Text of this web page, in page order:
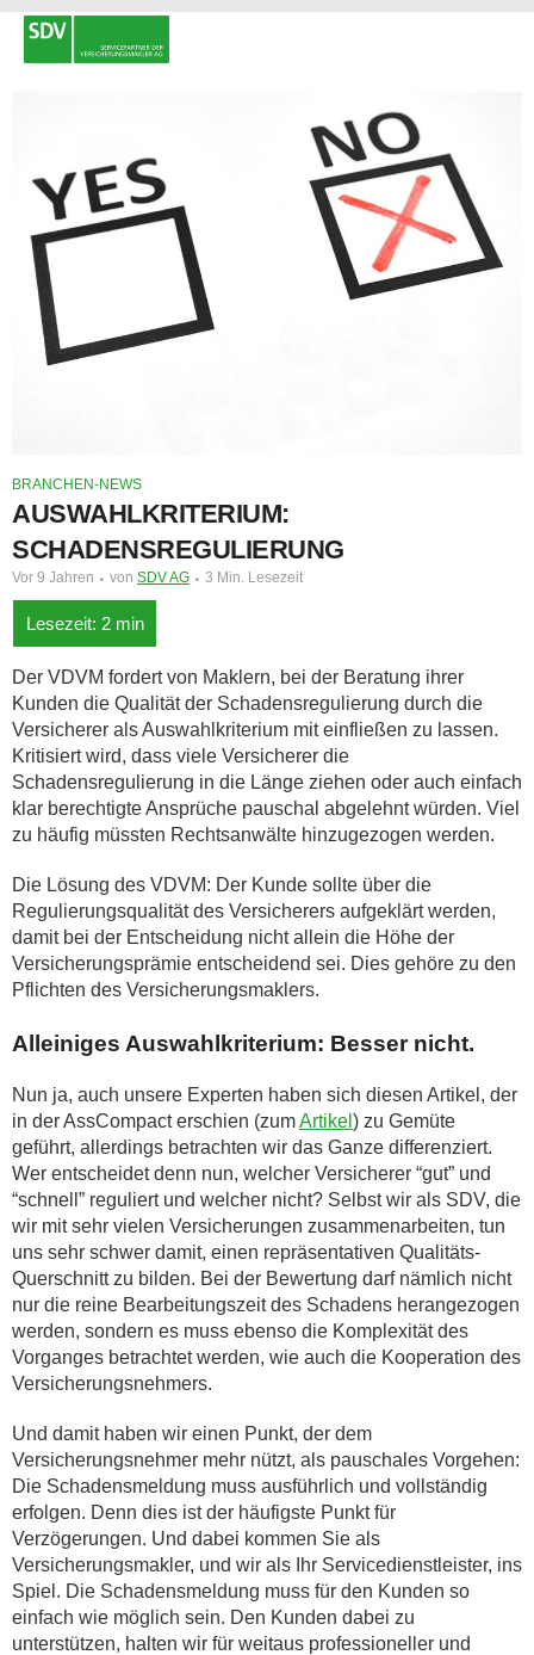
BRANCHEN-NEWS
AUSWAHLKRITERIUM:
SCHADENSREGULIERUNG
Vor 9 Jahren von SDV AG 3 Min. Lesezeit
Der VDVM fordert von Maklern, bei der Beratung ihrer
Kunden die Qualität der Schadensregulierung durch die
Versicherer als Auswahlkriterium mit einfließen zu lassen.
Kritisiert wird, dass viele Versicherer die
Schadensregulierung in die Länge ziehen oder auch einfach
klar berechtigte Ansprüche pauschal abgelehnt würden. Viel
zu häufig müssten Rechtsanwälte hinzugezogen werden.
Die Lösung des VDVM: Der Kunde sollte über die
Regulierungsqualität des Versicherers aufgeklärt werden,
damit bei der Entscheidung nicht allein die Höhe der
Versicherungsprämie entscheidend sei. Dies gehöre zu den
Pflichten des Versicherungsmaklers.
Alleiniges Auswahlkriterium: Besser nicht.
Nun ja, auch unsere Experten haben sich diesen Artikel, der
in der AssCompact erschien (zumArtikel ) zu Gemüte
geführt, allerdings betrachten wir das Ganze differenziert.
Wer entscheidet denn nun, welcher Versicherer “gut” und
“schnell” reguliert und welcher nicht? Selbst wir als SDV, die
wir mit sehr vielen Versicherungen zusammenarbeiten, tun
uns sehr schwer damit, einen repräsentativen Qualitäts-
Querschnitt zu bilden. Bei der Bewertung darf nämlich nicht
nur die reine Bearbeitungszeit des Schadens herangezogen
werden, sondern es muss ebenso die Komplexität des
Vorganges betrachtet werden, wie auch die Kooperation des
Versicherungsnehmers.
Und damit haben wir einen Punkt, der dem
Versicherungsnehmer mehr nützt, als pauschales Vorgehen:
Die Schadensmeldung muss ausführlich und vollständig
erfolgen. Denn dies ist der häufigste Punkt für
Verzögerungen. Und dabei kommen Sie als
Versicherungsmakler, und wir als Ihr Servicedienstleister, ins
Spiel. Die Schadensmeldung muss für den Kunden so
einfach wie möglich sein. Den Kunden dabei zu
unterstützen, halten wir für weitaus professioneller und